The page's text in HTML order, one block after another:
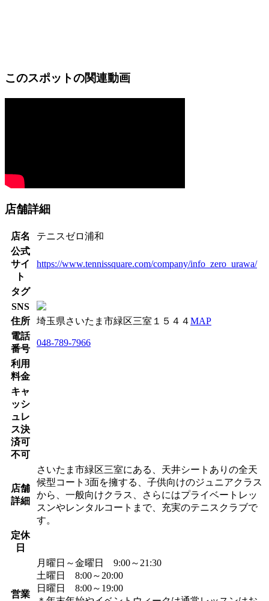
このスポットの関連動画
店舗詳細
店名
テニスゼロ浦和
公式
サイ
ト
https://www.tennissquare.com/company/info_zero_urawa/
タグ
SNS
住所
埼玉県さいたま市緑区三室１５４４MAP
電話
番号
048-789-7966
利用
料金
キャ
ッシ
ュレ
ス決
済可
不可
店舗
詳細
さいたま市緑区三室にある、天井シートありの全天
候型コート3面を擁する、子供向けのジュニアクラス
から、一般向けクラス、さらにはプライベートレッ
スンやレンタルコートまで、充実のテニスクラブで
す。
定休
日
営業
月曜日～金曜日 9:00～21:30
土曜日 8:00～20:00
日曜日 8:00～19:00